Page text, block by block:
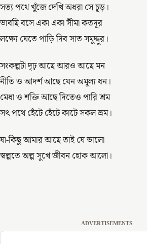
সত্য পথে খুঁজে দেখি অধরা সে চূড়।
ভাবছি বসে একা একা সীমা কতদূর
লক্ষ্যে যেতে পাড়ি দিব সাত সমুদ্দুর।
সংকল্পটা দৃঢ় আছে আরও আছে মন
নীতি ও আদর্শ আছে যেন অমূল্য ধন।
মেধা ও শক্তি আছে দিতেও পারি শ্রম
সৎ পথে হেঁটে হেঁটে কাটে সকল ভ্রম।
যা-কিছু আমার আছে তাই যে ভালো
স্বল্পতে অল্প সুখে জীবন হোক আলো।
ADVERTISEMENTS